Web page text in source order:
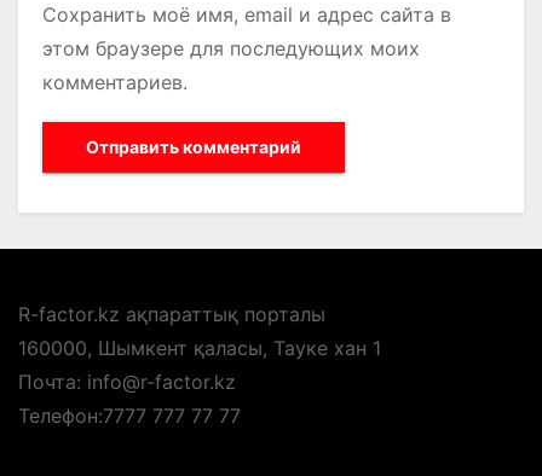
Сохранить моё имя, email и адрес сайта в
этом браузере для последующих моих
комментариев.
R-factor.kz ақпараттық порталы
160000, Шымкент қаласы, Тауке хан 1
Почта: info@r-factor.kz
Телефон:7777 777 77 77